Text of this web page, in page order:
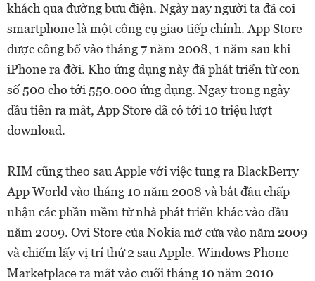
khách qua đường bưu điện. Ngày nay người ta đã coi
smartphone là một công cụ giao tiếp chính. App Store
được công bố vào tháng 7 năm 2008, 1 năm sau khi
iPhone ra đời. Kho ứng dụng này đã phát triển từ con
số 500 cho tới 550.000 ứng dụng. Ngay trong ngày
đầu tiên ra mắt, App Store đã có tới 10 triệu lượt
download.
RIM cũng theo sau Apple với việc tung ra BlackBerry
App World vào tháng 10 năm 2008 và bắt đầu chấp
nhận các phần mềm từ nhà phát triển khác vào đầu
năm 2009. Ovi Store của Nokia mở cửa vào năm 2009
và chiếm lấy vị trí thứ 2 sau Apple. Windows Phone
Marketplace ra mắt vào cuối tháng 10 năm 2010